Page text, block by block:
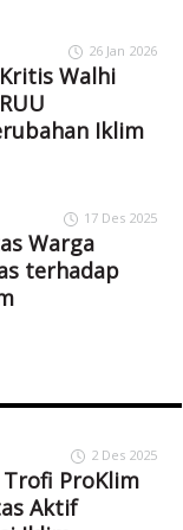
26 Jan 2026
Walhi
Iklim
17 Des 2025
Warga
terhadap
2 Des 2025
Trofi ProKlim
Aktif